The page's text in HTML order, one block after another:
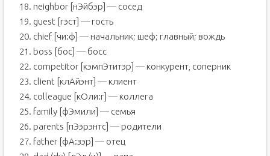
18. neighbor [нЭйбэр] — сосед
19. guest [гэст] — гость
20. chief [чи:ф] — начальник; шеф; главный; вождь
21. boss [бос] — босс
22. competitor [кэмпЭтитэр] — конкурент, соперник
23. client [клАйэнт] — клиент
24. colleague [кОли:г] — коллега
25. family [фЭмили] — семья
26. parents [пЭэрэнтс] — родители
27. father [фА:зэр] — отец